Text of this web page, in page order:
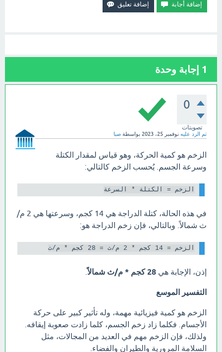
1 إجابة وحدة
0
تصويتات
تم الرد عليه نوفمبر 25، 2023 بواسطة صبا
الزخم هو كمية الحركة، وهو قياس لمقدار الكتلة
وسرعة الجسم. يُحسب الزخم كالتالي:
الزخم = الكتلة * السرعة
في هذه الحالة، كتلة الدراجة هي 14 كجم، وسرعتها هي 2 م/
ث شمالاً. وبالتالي، فإن زخم الدراجة هو:
الزخم = 14 كجم * 2 م/ث = 28 كجم * م/ث
إذن، الإجابة هي 28 كجم * م/ث شمالاً .
التفسير الموسع
الزخم هو كمية فيزيائية مهمة، وله تأثير كبير على حركة
الأجسام. فكلما زاد زخم الجسم، كلما زادت صعوبة إيقافه.
ولذلك، فإن الزخم مهم في العديد من المجالات، مثل
السلامة المرورية والطيران والفضاء.